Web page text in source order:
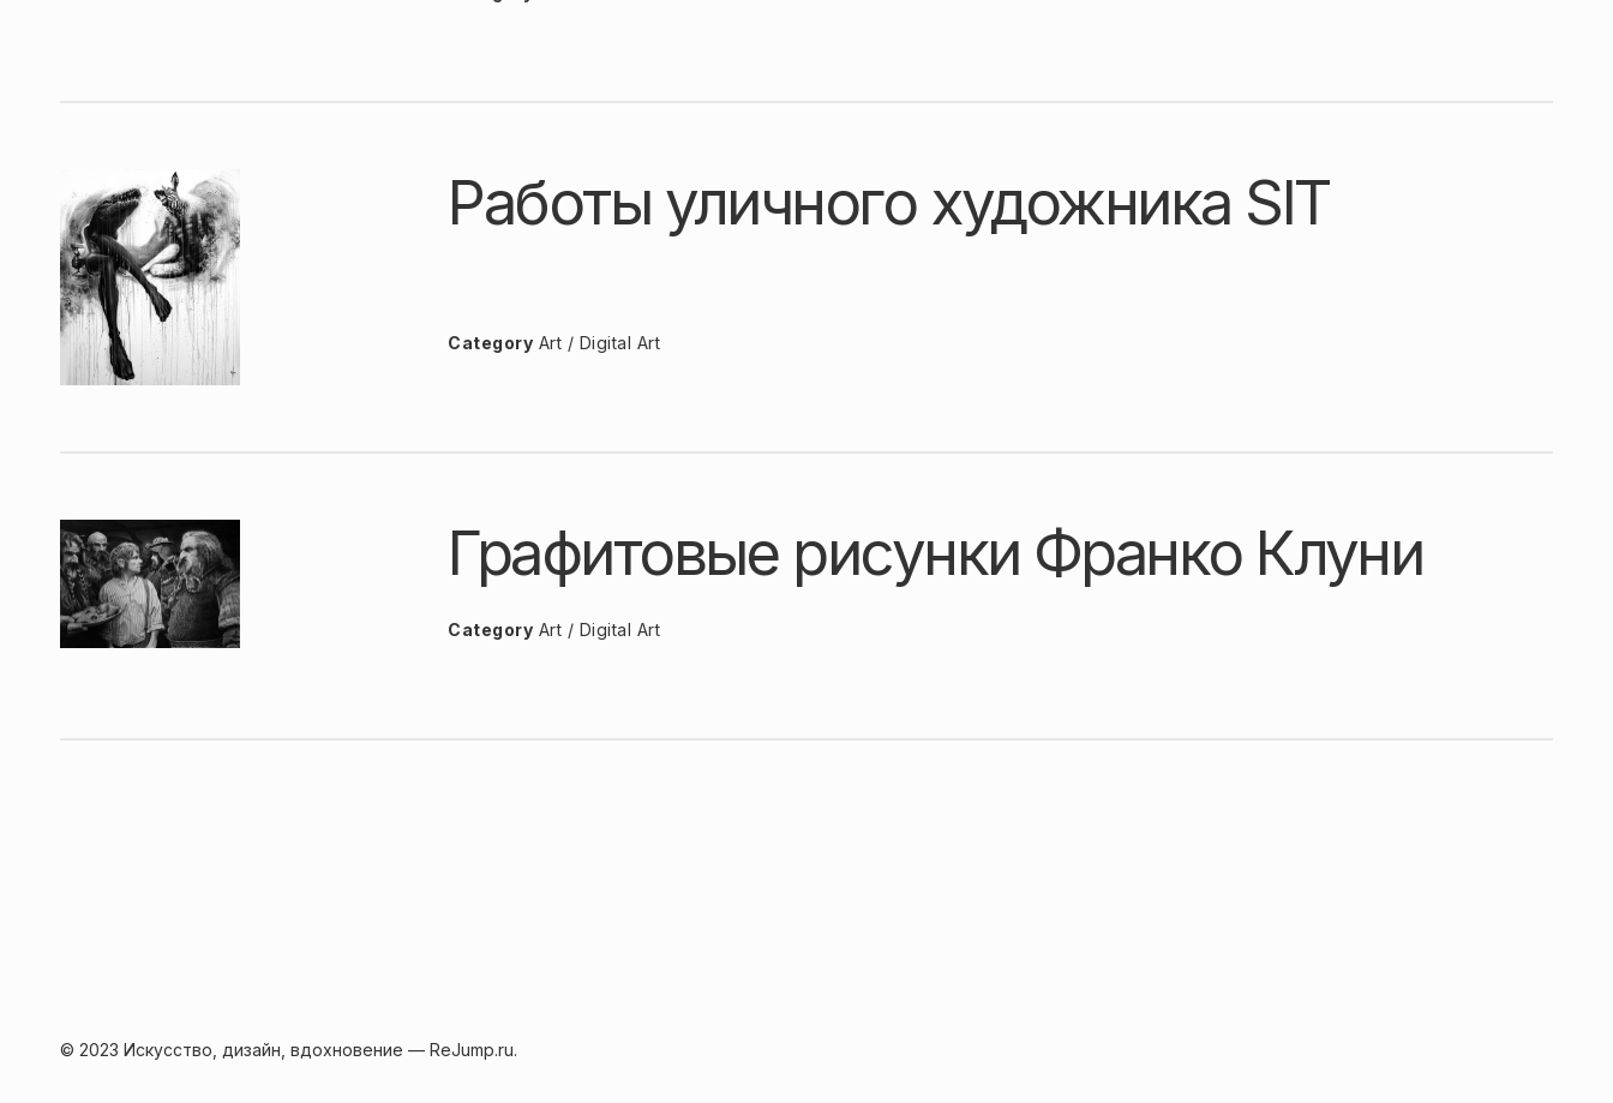
Работы уличного художника SIT
Category Art / Digital Art
Графитовые рисунки Франко Клуни
Category Art / Digital Art
© 2023 Искусство, дизайн, вдохновение — ReJump.ru.